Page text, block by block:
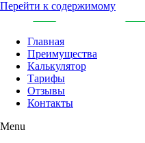
Перейти к содержимому
Главная
Преимущества
Калькулятор
Тарифы
Отзывы
Контакты
Menu